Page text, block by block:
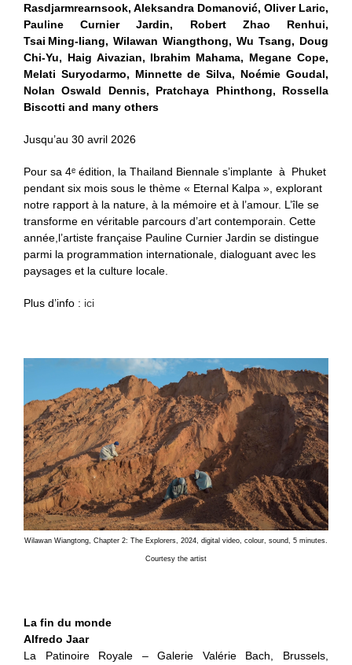
Rasdjarmrearnsook, Aleksandra Domanović, Oliver Laric,
Pauline Curnier Jardin, Robert Zhao Renhui,
Tsai Ming‑liang, Wilawan Wiangthong, Wu Tsang, Doug
Chi‑Yu, Haig Aivazian, Ibrahim Mahama, Megane Cope,
Melati Suryodarmo, Minnette de Silva, Noémie Goudal,
Nolan Oswald Dennis, Pratchaya Phinthong, Rossella
Biscotti and many others
Jusqu’au 30 avril 2026
Pour sa 4ᵉ édition, la Thailand Biennale s’implante à Phuket
pendant six mois sous le thème « Eternal Kalpa », explorant
notre rapport à la nature, à la mémoire et à l’amour. L’île se
transforme en véritable parcours d’art contemporain. Cette
année,l’artiste française Pauline Curnier Jardin se distingue
parmi la programmation internationale, dialoguant avec les
paysages et la culture locale.
Plus d’info : ici
Wilawan Wiangtong, Chapter 2: The Explorers, 2024, digital video, colour, sound, 5 minutes.
Courtesy the artist
La fin du monde
Alfredo Jaar
La Patinoire Royale – Galerie Valérie Bach, Brussels,